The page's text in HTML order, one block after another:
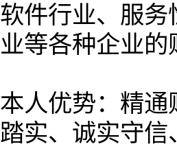
软件行业、服
业等各种企业
本人优势：精
踏实、诚实守